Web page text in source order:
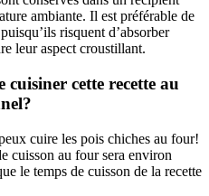
ambiante. Il est préférable de
risquent d’absorber
leur aspect croustillant.
cuisiner cette recette au
cuire les pois chiches au four!
cuisson au four sera environ
le temps de cuisson de la recette